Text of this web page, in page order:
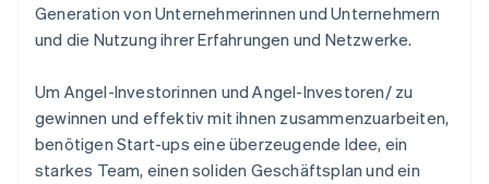
Generation von Unternehmerinnen und Unternehmern
und die Nutzung ihrer Erfahrungen und Netzwerke.
Um Angel-Investorinnen und Angel-Investoren/ zu
gewinnen und effektiv mit ihnen zusammenzuarbeiten,
benötigen Start-ups eine überzeugende Idee, ein
starkes Team, einen soliden Geschäftsplan und ein